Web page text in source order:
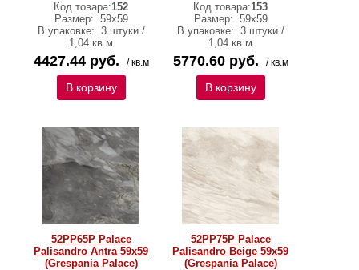
Код товара:152
Размер: 59x59
В упаковке: 3 штуки /
1,04 кв.м
4427.44 руб. / кв.м
В корзину
Код товара:153
Размер: 59x59
В упаковке: 3 штуки /
1,04 кв.м
5770.60 руб. / кв.м
В корзину
52PP65P Palace
Palisandro Antra 59х59
(Grespania Palace)
52PP75P Palace
Palisandro Beige 59х59
(Grespania Palace)